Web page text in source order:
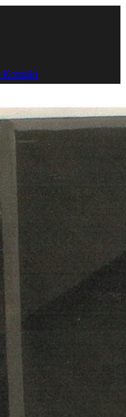
Kontakt